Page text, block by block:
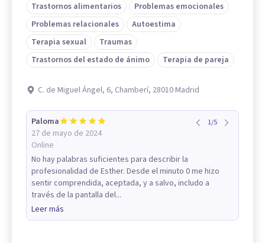
Trastornos alimentarios
Problemas emocionales
Problemas relacionales
Autoestima
Terapia sexual
Traumas
Trastornos del estado de ánimo
Terapia de pareja
C. de Miguel Ángel, 6, Chamberí, 28010 Madrid
Paloma
27 de mayo de 2024
Online
1/5
No hay palabras suficientes para describir la
profesionalidad de Esther. Desde el minuto 0 me hizo
sentir comprendida, aceptada, y a salvo, includo a
través de la pantalla del...
Leer más